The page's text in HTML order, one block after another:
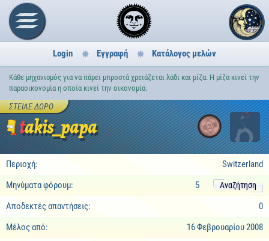
Login Εγγραφή Κατάλογος μελών
Κάθε μηχανισμός για να πάρει μπροστά χρειάζεται λάδι και μίζα. Η μίζα κινεί την
παραοικονομία η οποία κινεί την οικονομία.
takis_papa 2
ΣΤΕΊΛΕ ΔΏΡΟ
Περιοχή:
Switzerland
Μηνύματα φόρουμ:
5 Αναζήτηση
Αποδεκτές απαντήσεις:
0
Μέλος από:
16 Φεβρουαρίου 2008